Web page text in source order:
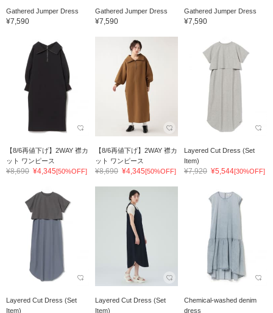
Gathered Jumper Dress
¥7,590
Gathered Jumper Dress
¥7,590
Gathered Jumper Dress
¥7,590
【8/6再値下げ】2WAY 襟カ
ット ワンピース
¥8,690 ¥4,345[50%OFF]
【8/6再値下げ】2WAY 襟カ
ット ワンピース
¥8,690 ¥4,345[50%OFF]
Layered Cut Dress (Set
Item)
¥7,920 ¥5,544[30%OFF]
Layered Cut Dress (Set
Item)
Layered Cut Dress (Set
Item)
Chemical-washed denim
dress